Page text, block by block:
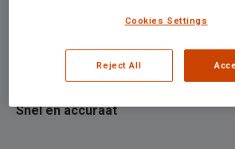
aanverwante documenten op,
T2L) en accijnsdocumenten
Snel en accuraat
Cookies Settings
Reject All